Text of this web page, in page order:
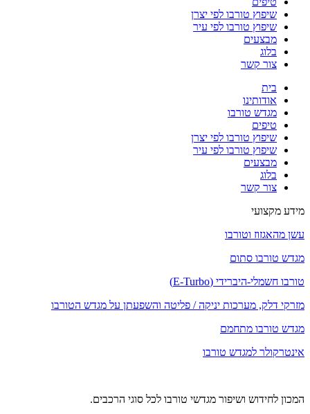
שיפוץ טורבו לפי יצרן
שיפוץ טורבו לפי עיר
מבצעים
בלוג
צור קשר
בית
אודותינו
מגדש טורבו
טיפים
שיפוץ טורבו לפי יצרן
שיפוץ טורבו לפי עיר
מבצעים
בלוג
צור קשר
מידע מקצועי
עשן מהאגזוז וטורבו
מגדש טורבו סתום
טורבו חשמלי-היברידי (E-Turbo)
מזרקי דלק, מערכות יניקה / פליטה והשפעתן על מגדש הטורבו
מגדש טורבו מתחמם
אינטרקולר למגדש טורבו
המכון לחידוש ושיפור מגדשי טורבו לכל סוגי הרכבים.